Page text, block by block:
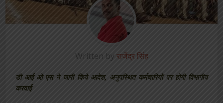
Written by राजेंद्र सिंह
डी आई ओ एस ने जारी किये आदेश, अनुपस्थित कर्मचारियों पर होगी विभागीय
करवाई